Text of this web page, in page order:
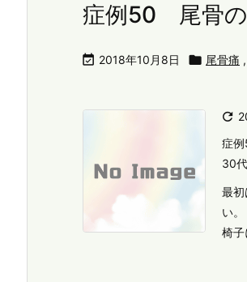
症例50 尾骨
 2018年10月8日  尾骨痛 ,

症
30
最
い。
椅